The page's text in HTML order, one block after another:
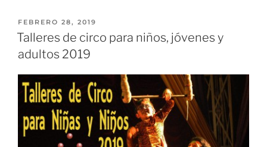
FEBRERO 28, 2019
Talleres de circo para niños, jóvenes y
adultos 2019